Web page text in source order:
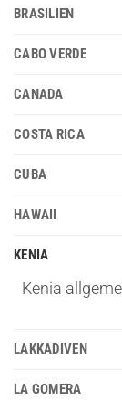
BRASILIEN
CABO VERDE
CANADA
COSTA RICA
CUBA
HAWAII
KENIA
Kenia
LAKKADIVEN
LA GOMERA